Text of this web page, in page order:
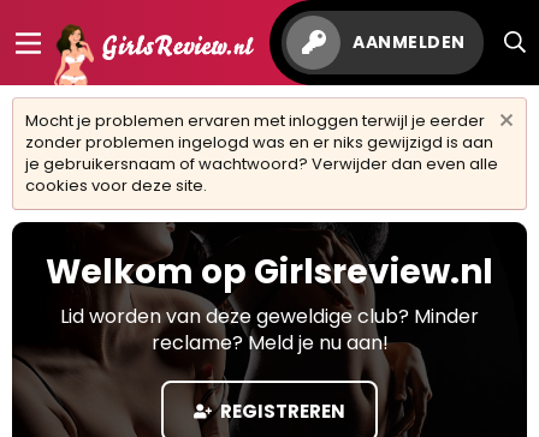
AANMELDEN
Mocht je problemen ervaren met inloggen terwijl je eerder
zonder problemen ingelogd was en er niks gewijzigd is aan
je gebruikersnaam of wachtwoord? Verwijder dan even alle
cookies voor deze site.
Welkom op Girlsreview.nl
Lid worden van deze geweldige club? Minder
reclame? Meld je nu aan!
REGISTREREN